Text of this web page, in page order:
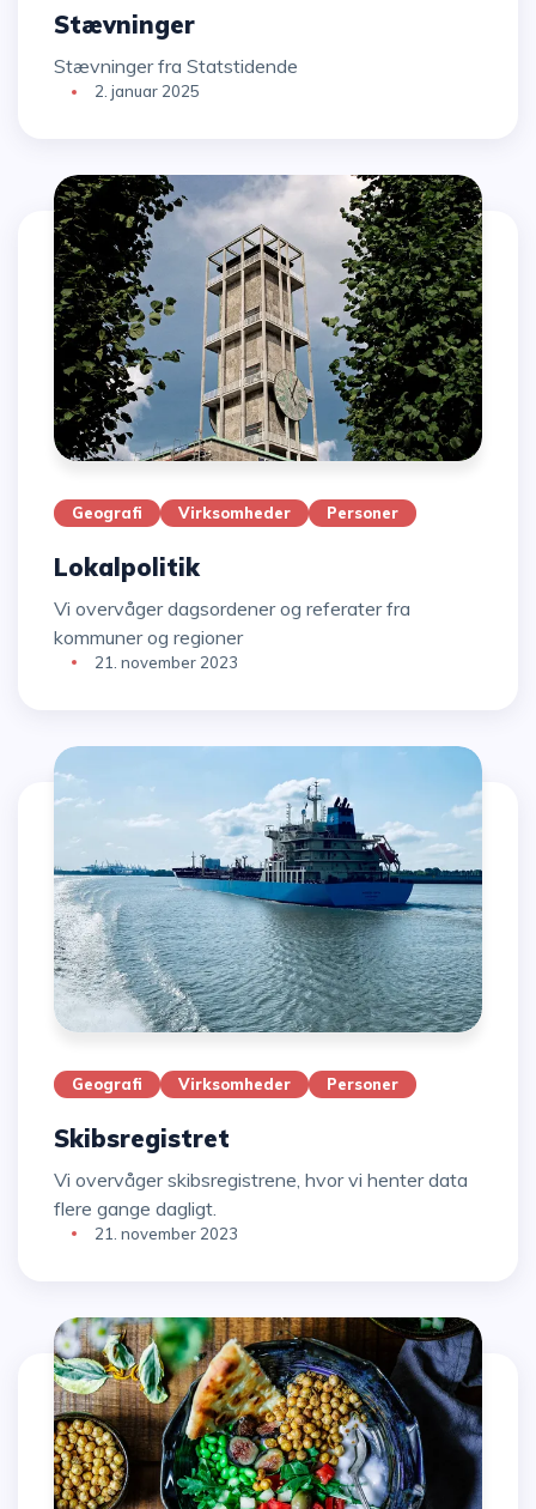
Stævninger
Stævninger fra Statstidende
2. januar 2025
Geografi Virksomheder Personer
Lokalpolitik
Vi overvåger dagsordener og referater fra
kommuner og regioner
21. november 2023
Geografi Virksomheder Personer
Skibsregistret
Vi overvåger skibsregistrene, hvor vi henter data
flere gange dagligt.
21. november 2023